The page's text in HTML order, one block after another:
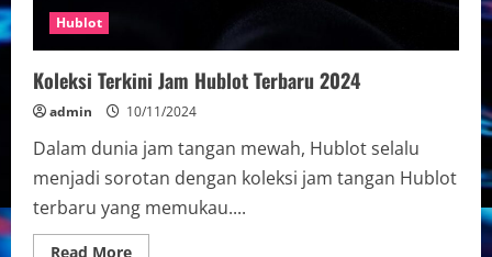
Hublot
Koleksi Terkini Jam Hublot Terbaru 2024
admin 10/11/2024
Dalam dunia jam tangan mewah, Hublot selalu
menjadi sorotan dengan koleksi jam tangan Hublot
terbaru yang memukau....
Read MoreRead